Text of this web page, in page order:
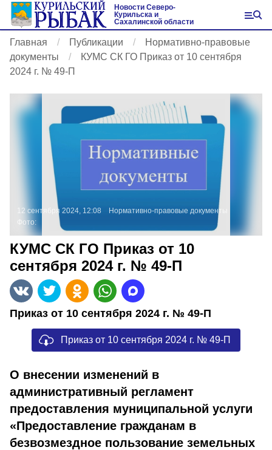
Новости Северо-
Курильска и
Сахалинской области
Главная Публикации
Нормативно-правовые
документы
КУМС СК ГО Приказ от 10 сентября
2024 г. № 49-П
12 сентября 2024, 12:08
Нормативно-правовые документы
Фото:
КУМС СК ГО Приказ от 10
сентября 2024 г. № 49-П
Приказ от 10 сентября 2024 г. № 49-П
Приказ от 10 сентября 2024 г. № 49-П
О внесении изменений в
административный регламент
предоставления муниципальной услуги
«Предоставление гражданам в
безвозмездное пользование земельных